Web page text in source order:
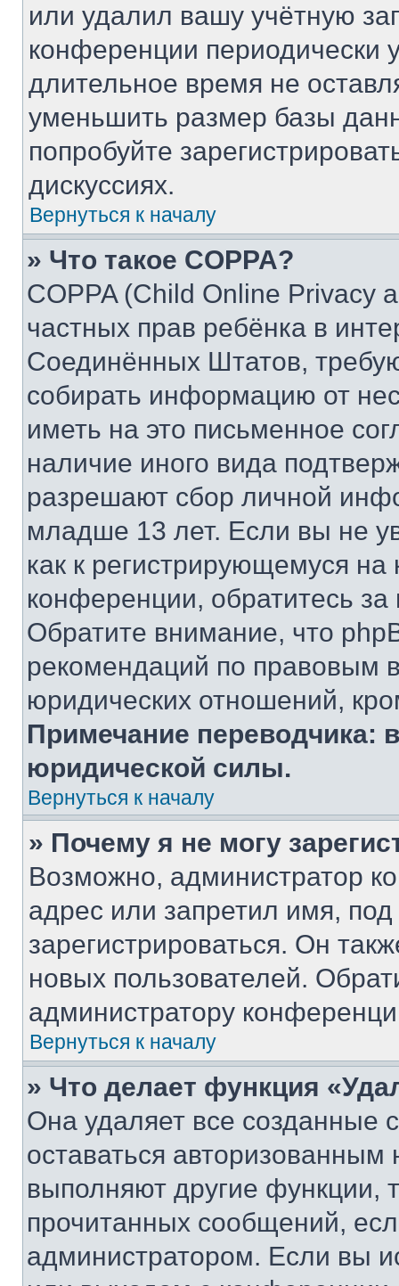
или удалил вашу учётную
конференции периодически
длительное время не
уменьшить размер базы
попробуйте
дискуссиях.
Вернуться к началу
» Что такое COPPA?
COPPA (Child Online Privacy
частных прав ребёнка в
Соединённых Штатов,
собирать информацию от
иметь на это письменное
наличие иного вида
разрешают сбор личной
младше 13 лет. Если вы не
как к регистрирующемуся
конференции, обратитесь
Обратите внимание, что
рекомендаций по правовым
юридических отношений,
Примечание переводчика:
юридической силы.
Вернуться к началу
» Почему я не могу
Возможно, администратор
адрес или запретил имя,
зарегистрироваться. Он
новых пользователей.
администратору
Вернуться к началу
» Что делает функция
Она удаляет все созданные
оставаться
выполняют другие функции,
прочитанных сообщений,
администратором. Если вы